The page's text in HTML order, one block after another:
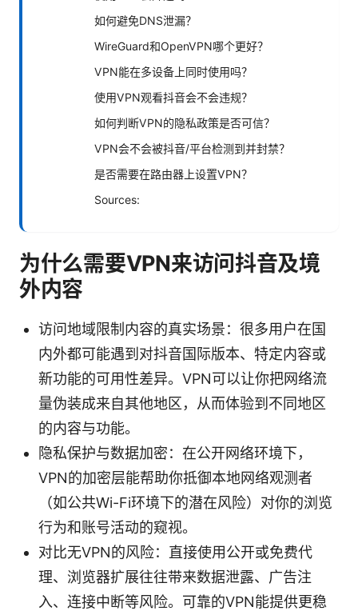
如何避免DNS泄漏？
WireGuard和OpenVPN哪个更好？
VPN能在多设备上同时使用吗？
使用VPN观看抖音会不会违规？
如何判断VPN的隐私政策是否可信？
VPN会不会被抖音/平台检测到并封禁？
是否需要在路由器上设置VPN？
Sources:
为什么需要VPN来访问抖音及境
外内容
访问地域限制内容的真实场景：很多用户在国
内外都可能遇到对抖音国际版本、特定内容或
新功能的可用性差异。VPN可以让你把网络流
量伪装成来自其他地区，从而体验到不同地区
的内容与功能。
隐私保护与数据加密：在公开网络环境下，
VPN的加密层能帮助你抵御本地网络观测者
（如公共Wi-Fi环境下的潜在风险）对你的浏览
行为和账号活动的窥视。
对比无VPN的风险：直接使用公开或免费代
理、浏览器扩展往往带来数据泄露、广告注
入、连接中断等风险。可靠的VPN能提供更稳